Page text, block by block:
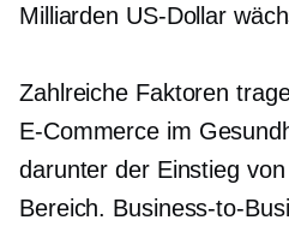
Milliarden US-Dollar
Zahlreiche Faktoren
E-Commerce im
darunter der Einstieg
Bereich. Business-to-